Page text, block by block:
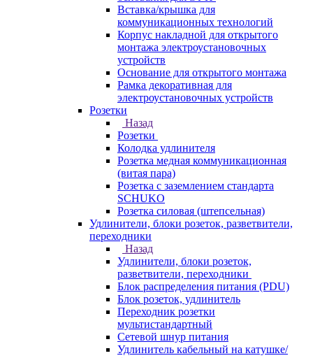
Вставка/крышка для
коммуникационных технологий
Корпус накладной для открытого
монтажа электроустановочных
устройств
Основание для открытого монтажа
Рамка декоративная для
электроустановочных устройств
Розетки
Назад
Розетки
Колодка удлинителя
Розетка медная коммуникационная
(витая пара)
Розетка с заземлением стандарта
SCHUKO
Розетка силовая (штепсельная)
Удлинители, блоки розеток, разветвители,
переходники
Назад
Удлинители, блоки розеток,
разветвители, переходники
Блок распределения питания (PDU)
Блок розеток, удлинитель
Переходник розетки
мультистандартный
Сетевой шнур питания
Удлинитель кабельный на катушке/